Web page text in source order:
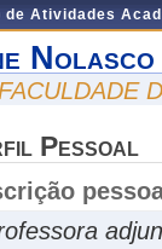
de Atividades
Pessoal